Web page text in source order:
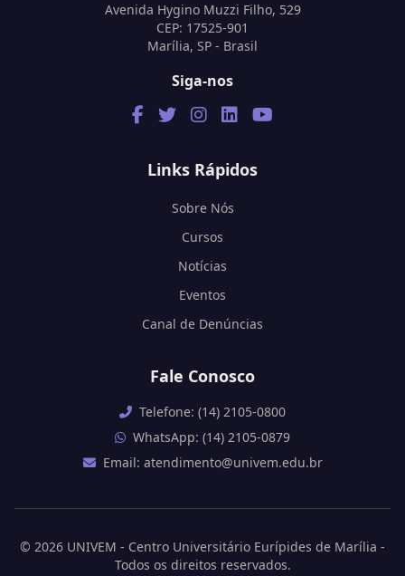
Avenida Hygino Muzzi Filho, 529
CEP: 17525-901
Marília, SP - Brasil
Siga-nos
Links Rápidos
Sobre Nós
Cursos
Notícias
Eventos
Canal de Denúncias
Fale Conosco
Telefone: (14) 2105-0800
WhatsApp: (14) 2105-0879
Email: atendimento@univem.edu.br
© 2026 UNIVEM - Centro Universitário Eurípides de Marília -
Todos os direitos reservados.